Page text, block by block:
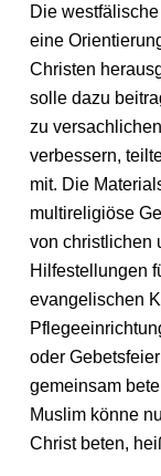
Die
eine
Christen
solle dazu
zu
verbessern,
mit. Die
multireligiöse
von christlichen
Hilfestellungen
evangelischen
oder
gemeinsam
Muslim könne
Christ beten,